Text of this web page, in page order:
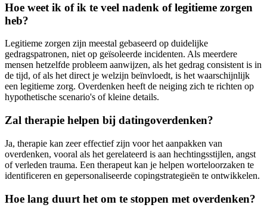
Hoe weet ik of ik te veel nadenk of legitieme zorgen
heb?
Legitieme zorgen zijn meestal gebaseerd op duidelijke
gedragspatronen, niet op geïsoleerde incidenten. Als meerdere
mensen hetzelfde probleem aanwijzen, als het gedrag consistent is in
de tijd, of als het direct je welzijn beïnvloedt, is het waarschijnlijk
een legitieme zorg. Overdenken heeft de neiging zich te richten op
hypothetische scenario's of kleine details.
Zal therapie helpen bij datingoverdenken?
Ja, therapie kan zeer effectief zijn voor het aanpakken van
overdenken, vooral als het gerelateerd is aan hechtingsstijlen, angst
of verleden trauma. Een therapeut kan je helpen worteloorzaken te
identificeren en gepersonaliseerde copingstrategieën te ontwikkelen.
Hoe lang duurt het om te stoppen met overdenken?